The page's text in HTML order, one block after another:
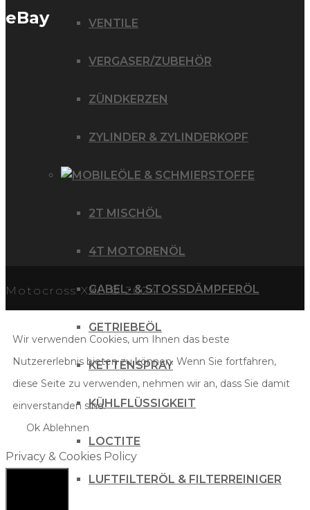
VENTILE
VERGASER/ZUBEHÖR
ZÜNDKERZEN
ZYLINDER & ZYLINDERKOPF
ÖLE & SCHMIERSTOFFE
2T MISCHÖL
4T MOTORENÖL
GABEL- & STOSSDÄMPFERÖL
GETRIEBEÖL
KETTENSPRAY
KÜHLFLÜSSIGKEIT
LOCTITE
LUFTFILTERÖL & FILTERREINIGER
eBay
Motocross XXL © 2024
Wir verwenden Cookies, um Ihnen das beste
Nutzererlebnis bieten zu können. Wenn Sie fortfahren,
diese Seite zu verwenden, nehmen wir an, dass Sie damit
einverstanden sind.
Ok Ablehnen
Privacy & Cookies Policy